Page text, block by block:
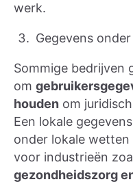
werk.
Gegevens
Sommige bedrijven
om
houden om
Een lokale
onder lokale
voor industrieën
gezondheidszorg